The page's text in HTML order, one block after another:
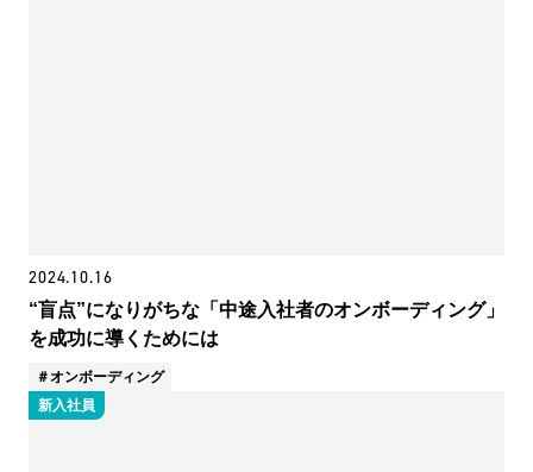
2024.10.16
“盲点”になりがちな「中途入社者のオンボーディング」
を成功に導くためには
オンボーディング
新入社員